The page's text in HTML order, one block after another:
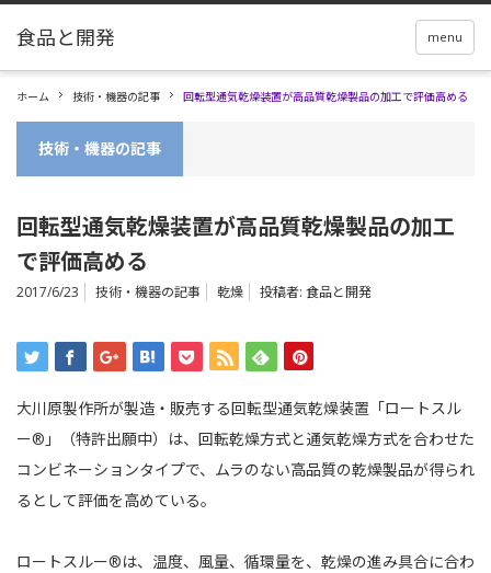
menu
ホーム 技術・機器の記事 回転型通気乾燥装置が高品質乾燥製品の加工で評価高める
技術・機器の記事
回転型通気乾燥装置が高品質乾燥製品の加工
で評価高める
2017/6/23 技術・機器の記事 乾燥 投稿者: 食品と開発
大川原製作所が製造・販売する回転型通気乾燥装置「ロートスル
ー®」（特許出願中）は、回転乾燥方式と通気乾燥方式を合わせた
コンビネーションタイプで、ムラのない高品質の乾燥製品が得られ
るとして評価を高めている。
ロートスルー®は、温度、風量、循環量を、乾燥の進み具合に合わ